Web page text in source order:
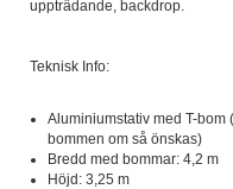
uppträdande, backdrop.
Teknisk Info:
Aluminiumstativ med T-
bommen om så önskas)
Bredd med bommar: 4,2 m
Höjd: 3,25 m